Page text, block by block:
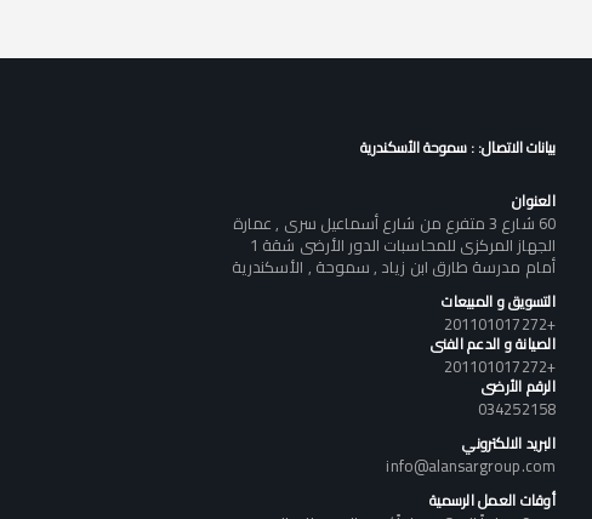
بيانات الاتصال: : سموحة الأسكندرية
العنوان
60 شارع 3 متفرع من شارع أسماعيل سرى , عمارة
الجهاز المركزى للمحاسبات الدور الأرضى شقة 1
أمام مدرسة طارق ابن زياد , سموحة , الأسكندرية
التسويق و المبيعات
+201101017272
الصيانة و الدعم الفنى
+201101017272
الرقم الأرضى
034252158
البريد الالكتروني
info@alansargroup.com
أوقات العمل الرسمية